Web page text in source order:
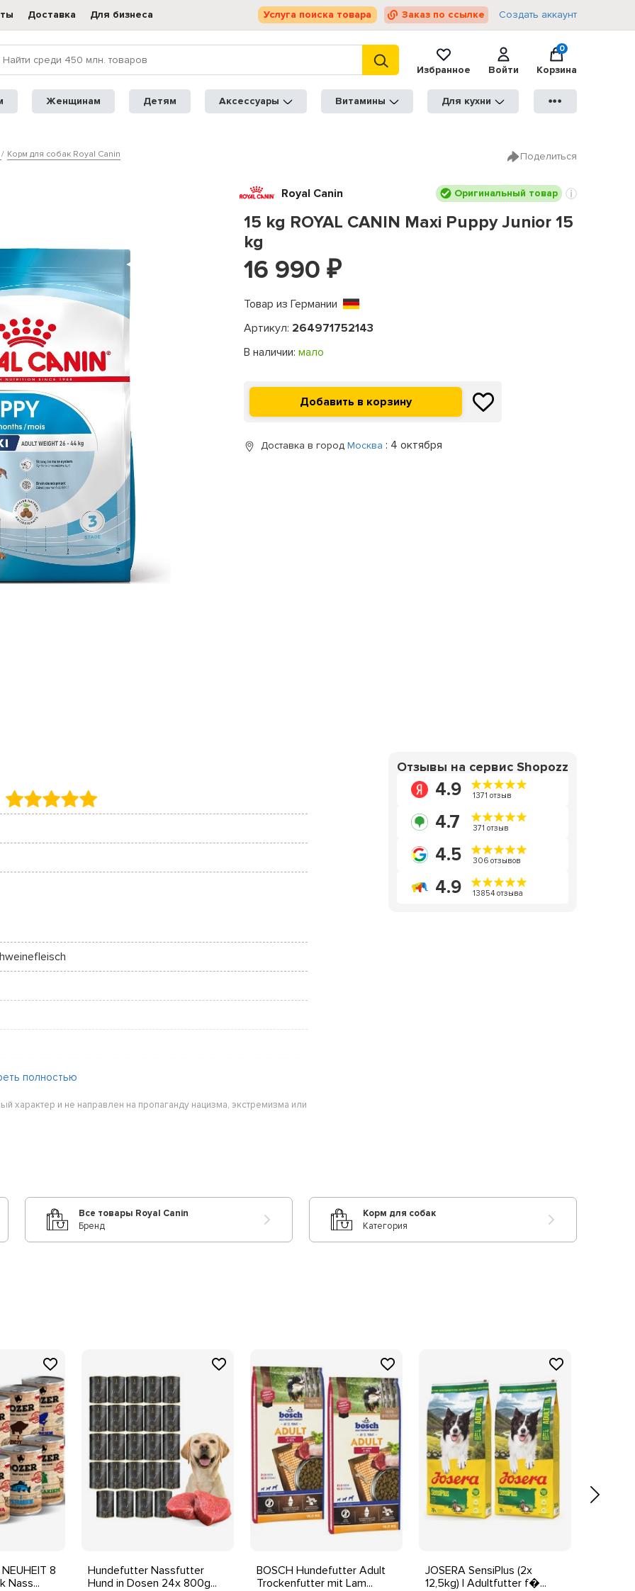
Доставка Для бизнеса Услуга поиска товара Заказ по ссылке Создать аккаунт
Избранное
Войти
0
Корзина
Женщинам Детям Аксессуары Витамины Для кухни ●●●
Корм для собак Royal Canin Поделиться
Royal Canin Оригинальный товар
15 kg ROYAL CANIN Maxi Puppy Junior 15
kg
16 990 ₽
Товар из Германии
Артикул: 264971752143
В наличии: мало
Доставка в город Москва : 4 октября
полностью
характер и не направлен на пропаганду нацизма, экстремизма или
Отзывы на сервис Shopozz
4.9 1371 отзыв
4.7 371 отзыв
4.5 306 отзывов
4.9 13854 отзыва
Все товары Royal Canin
Бренд
Корм для собак
Категория
8
Nass...
Hundefutter Nassfutter
Hund in Dosen 24x 800g...
BOSCH Hundefutter Adult
Trockenfutter mit Lam...
JOSERA SensiPlus (2x
12,5kg) | Adultfutter f�...